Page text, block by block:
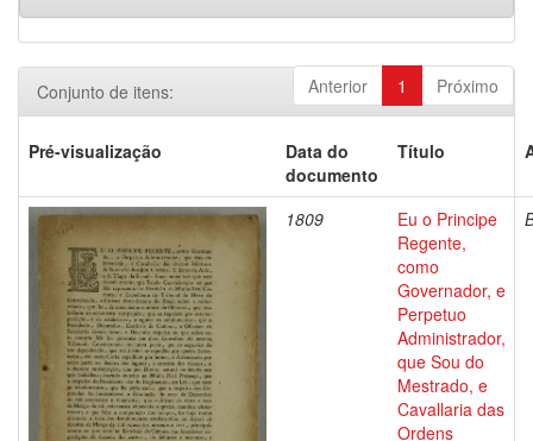
Anterior 1 Próximo
Conjunto de itens:
Pré-visualização
Data do
documento
Título
1809
Eu o Principe
Regente,
como
Governador, e
Perpetuo
Administrador,
que Sou do
Mestrado, e
Cavallaria das
Ordens